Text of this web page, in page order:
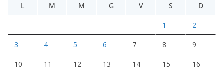
L
M M G V S D
1 2
3 4 5 6 7 8 9
10 11 12 13 14 15 16